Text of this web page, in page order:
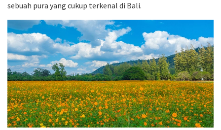
sebuah pura yang cukup terkenal di Bali.